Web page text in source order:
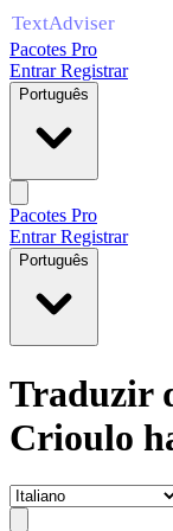
Pacotes Pro
EntrarRegistrar
Português
Pacotes Pro
EntrarRegistrar
Português
Traduzir
Crioulo